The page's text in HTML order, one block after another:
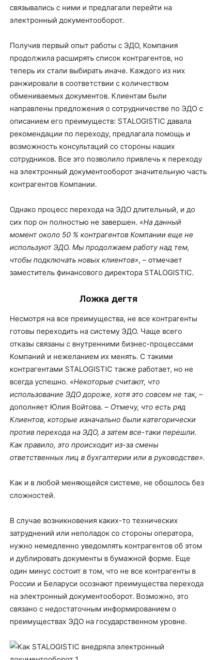
связывались с ними и предлагали перейти на
электронный документооборот.
Получив первый опыт работы с ЭДО, Компания
продолжила расширять список контрагентов, но
теперь их стали выбирать иначе. Каждого из них
ранжировали в соответствии с количеством
обмениваемых документов. Клиентам были
направлены предложения о сотрудничестве по ЭДО с
описанием его преимуществ: STALOGISTIC давала
рекомендации по переходу, предлагала помощь и
возможность консультаций со стороны наших
сотрудников. Все это позволило привлечь к переходу
на электронный документооборот значительную часть
контрагентов Компании.
Однако процесс перехода на ЭДО длительный, и до
сих пор он полностью не завершен. «На данный
момент около 50 % контрагентов Компании еще не
используют ЭДО. Мы продолжаем работу над тем,
чтобы подключать новых клиентов», – отмечает
заместитель финансового директора STALOGISTIC.
Ложка дегтя
Несмотря на все преимущества, не все контрагенты
готовы переходить на систему ЭДО. Чаще всего
отказы связаны с внутренними бизнес-процессами
Компаний и нежеланием их менять. С такими
контрагентами STALOGISTIC также работает, но не
всегда успешно. «Некоторые считают, что
использование ЭДО дороже, хотя это совсем не так, –
дополняет Юлия Войтова. – Отмечу, что есть ряд
Клиентов, которые изначально были категорически
против перехода на ЭДО, а затем все-таки перешли.
Как правило, это происходит из-за смены
ответственных лиц в бухгалтерии или в руководстве».
Как и в любой меняющейся системе, не обошлось без
сложностей.
В случае возникновения каких-то технических
затруднений или неполадок со стороны оператора,
нужно немедленно уведомлять контрагентов об этом
и дублировать документы в бумажной форме. Еще
один минус состоит в том, что не все контрагенты в
России и Беларуси осознают преимущества перехода
на электронный документооборот. Возможно, это
связано с недостаточным информированием о
преимуществах ЭДО на государственном уровне.